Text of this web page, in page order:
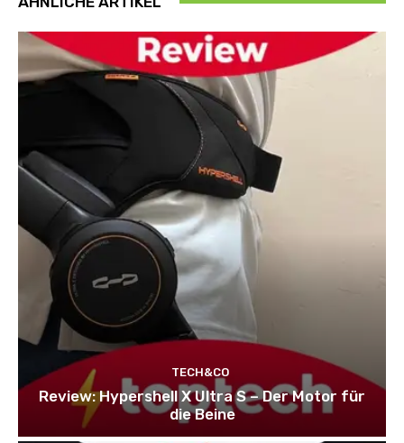
TECH&CO
Review: Hypershell X Ultra S – Der Motor für
die Beine